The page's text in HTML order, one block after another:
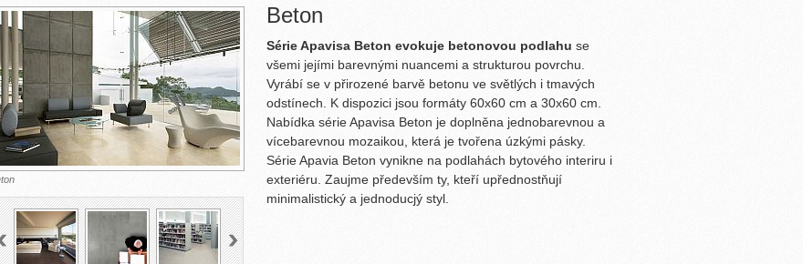
Beton
Série Apavisa Beton evokuje betonovou podlahu se
všemi jejími barevnými nuancemi a strukturou povrchu.
Vyrábí se v přirozené barvě betonu ve světlých i tmavých
odstínech. K dispozici jsou formáty 60x60 cm a 30x60 cm.
Nabídka série Apavisa Beton je doplněna jednobarevnou a
vícebarevnou mozaikou, která je tvořena úzkými pásky.
Série Apavia Beton vynikne na podlahách bytového interiru i
exteriéru. Zaujme především ty, kteří upřednostňují
minimalistický a jednoducjý styl.